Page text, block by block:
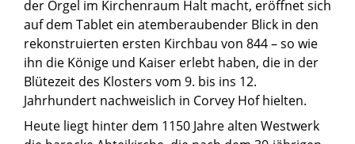
der Orgel im Kirchenraum Halt macht, eröffnet sich
auf dem Tablet ein atemberaubender Blick in den
rekonstruierten ersten Kirchbau von 844 – so wie
ihn die Könige und Kaiser erlebt haben, die in der
Blütezeit des Klosters vom 9. bis ins 12.
Jahrhundert nachweislich in Corvey Hof hielten.
Heute liegt hinter dem 1150 Jahre alten Westwerk